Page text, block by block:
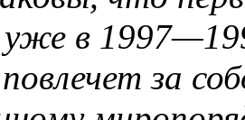
в
за